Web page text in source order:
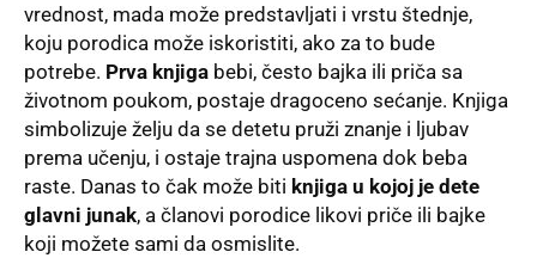
vrednost, mada može predstavljati i vrstu štednje,
koju porodica može iskoristiti, ako za to bude
potrebe. Prva knjiga bebi, često bajka ili priča sa
životnom poukom, postaje dragoceno sećanje. Knjiga
simbolizuje želju da se detetu pruži znanje i ljubav
prema učenju, i ostaje trajna uspomena dok beba
raste. Danas to čak može biti knjiga u kojoj je dete
glavni junak, a članovi porodice likovi priče ili bajke
koji možete sami da osmislite.